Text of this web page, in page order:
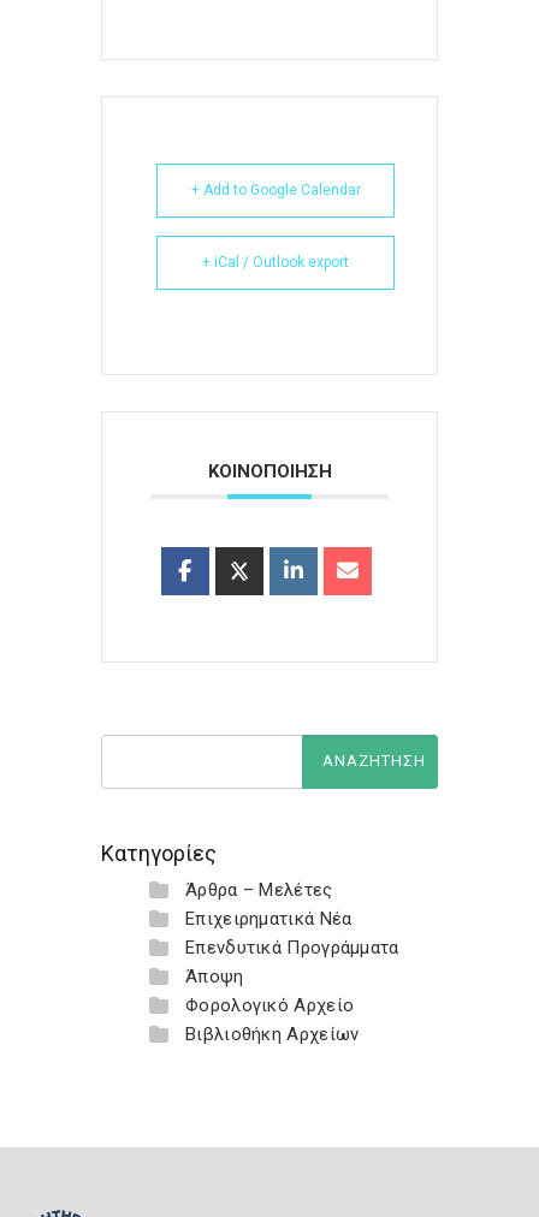
+ Add to Google Calendar
+ iCal / Outlook export
ΚΟΙΝΟΠΟΙΗΣΗ
Κατηγορίες
Άρθρα – Μελέτες
Επιχειρηματικά Νέα
Επενδυτικά Προγράμματα
Άποψη
Φορολογικό Αρχείο
Βιβλιοθήκη Αρχείων